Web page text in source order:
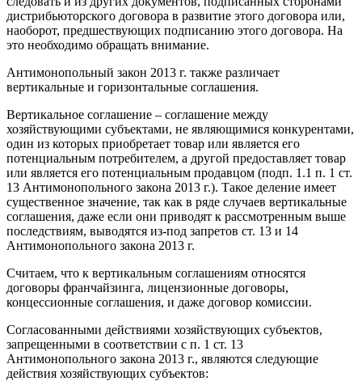
дистрибьюторского договора в развитие этого договора или,
наоборот, предшествующих подписанию этого договора. На
это необходимо обращать внимание.
Антимонопольный закон 2013 г. также различает
вертикальные и горизонтальные соглашения.
Вертикальное соглашение – соглашение между
хозяйствующими субъектами, не являющимися конкурентами,
один из которых приобретает товар или является его
потенциальным потребителем, а другой предоставляет товар
или является его потенциальным продавцом (подп. 1.1 п. 1 ст.
13 Антимонопольного закона 2013 г.). Такое деление имеет
существенное значение, так как в ряде случаев вертикальные
соглашения, даже если они приводят к рассмотренным выше
последствиям, выводятся из-под запретов ст. 13 и 14
Антимонопольного закона 2013 г.
Считаем, что к вертикальным соглашениям относятся
договоры франчайзинга, лицензионные договоры,
концессионные соглашения, и даже договор комиссии.
Согласованными действиями хозяйствующих субъектов,
запрещенными в соответствии с п. 1 ст. 13
Антимонопольного закона 2013 г., являются следующие
действия хозяйствующих субъектов: